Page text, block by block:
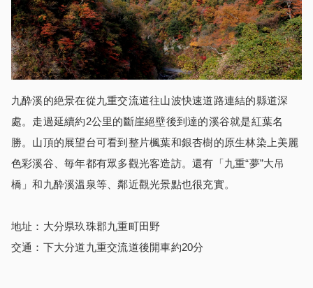
九酔溪的絶景在從九重交流道往山波快速道路連結的縣道深
處。走過延續約2公里的斷崖絕壁後到達的溪谷就是紅葉名
勝。山頂的展望台可看到整片楓葉和銀杏樹的原生林染上美麗
色彩溪谷、毎年都有眾多觀光客造訪。還有「九重“夢”大吊
橋」和九酔溪溫泉等、鄰近觀光景點也很充實。
地址：大分県玖珠郡九重町田野
交通：下大分道九重交流道後開車約20分